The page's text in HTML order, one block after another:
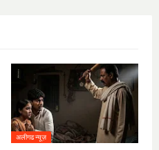
अलीगढ न्यूज़